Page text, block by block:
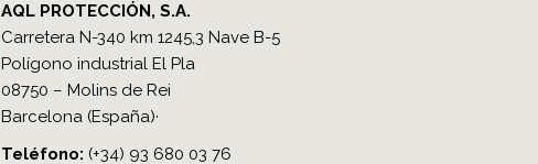
AQL PROTECCIÓN, S.A.
Carretera N-340 km 1245,3 Nave B-5
Polígono industrial El Pla
08750 – Molins de Rei
Barcelona (España)·
Teléfono​: (+34) 93 680 03 76